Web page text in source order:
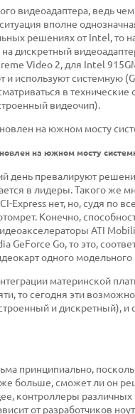
видеоадаптера, ведь
вполне
решениях от Intel, то
дискретный
Video 2, для Intel
используют системную
в
видеочип).
на южном мосту
день превалируют
в лидеры. Такого же
Express нет, но, судя по
Конечно,
ATI
GeForce Go, то это,
одного
материнской
то сегодня эти
и дискретный),
принципиально,
больше, сможет ли он
контроллеры
от разработчиков